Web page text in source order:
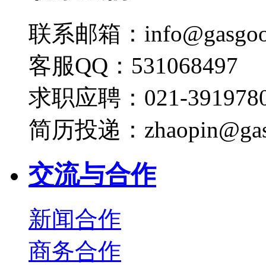
联系邮箱：
客服QQ：531068497
求职应聘：021-
简历投递：
交流与合作
新闻合作
商务合作